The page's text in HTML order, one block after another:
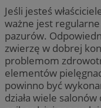
Jeśli jesteś
ważne jest
pazurów.
zwierzę w dobrej
problemom
elementów
powinno być
działa wiele